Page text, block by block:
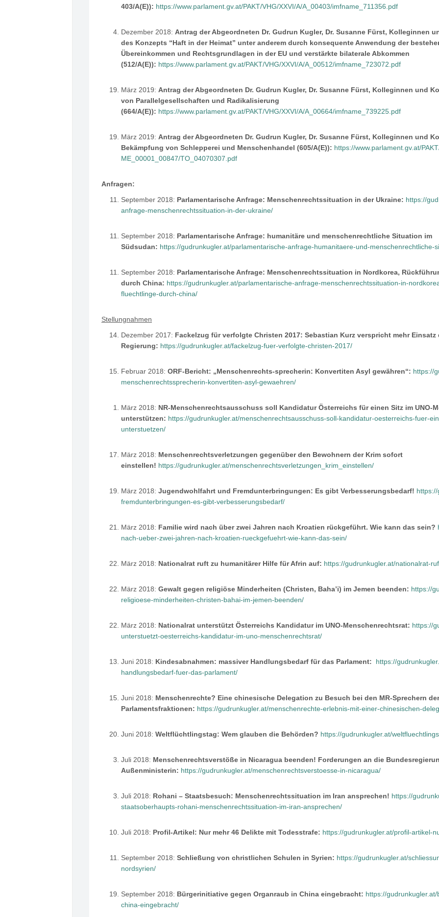
403/A(E)): https://www.parlament.gv.at/PAKT/VHG/XXVI/A/A_00403/imfname_711356.pdf
Dezember 2018: Antrag der Abgeordneten Dr. Gudrun Kugler, Dr. Susanne Fürst, Kolleginnen
des Konzepts “Haft in der Heimat” unter anderem durch konsequente Anwendung der
Übereinkommen und Rechtsgrundlagen in der EU und verstärkte bilaterale Abkommen
(512/A(E)): https://www.parlament.gv.at/PAKT/VHG/XXVI/A/A_00512/imfname_723072.pdf
März 2019: Antrag der Abgeordneten Dr. Gudrun Kugler, Dr. Susanne Fürst, Kolleginnen und
von Parallelgesellschaften und Radikalisierung
(664/A(E)): https://www.parlament.gv.at/PAKT/VHG/XXVI/A/A_00664/imfname_739225.pdf
März 2019: Antrag der Abgeordneten Dr. Gudrun Kugler, Dr. Susanne Fürst, Kolleginnen und
Bekämpfung von Schlepperei und Menschenhandel (605/A(E)): https://www.parlament.gv.at/
ME_00001_00847/TO_04070307.pdf
Anfragen:
September 2018: Parlamentarische Anfrage: Menschenrechtssituation in der Ukraine: https://
anfrage-menschenrechtssituation-in-der-ukraine/
September 2018: Parlamentarische Anfrage: humanitäre und menschenrechtliche Situation im
Südsudan: https://gudrunkugler.at/parlamentarische-anfrage-humanitaere-und-menschenrechtliche-
September 2018: Parlamentarische Anfrage: Menschenrechtssituation in Nordkorea,
durch China: https://gudrunkugler.at/parlamentarische-anfrage-menschenrechtssituation-in-
fluechtlinge-durch-china/
Stellungnahmen
Dezember 2017: Fackelzug für verfolgte Christen 2017: Sebastian Kurz verspricht mehr Einsatz
Regierung: https://gudrunkugler.at/fackelzug-fuer-verfolgte-christen-2017/
Februar 2018: ORF-Bericht: „Menschenrechts-sprecherin: Konvertiten Asyl gewähren“: https://
menschenrechtssprecherin-konvertiten-asyl-gewaehren/
März 2018: NR-Menschenrechtsausschuss soll Kandidatur Österreichs für einen Sitz im UNO-
unterstützen: https://gudrunkugler.at/menschenrechtsausschuss-soll-kandidatur-oesterreichs-fuer-
unterstuetzen/
März 2018: Menschenrechtsverletzungen gegenüber den Bewohnern der Krim sofort
einstellen! https://gudrunkugler.at/menschenrechtsverletzungen_krim_einstellen/
März 2018: Jugendwohlfahrt und Fremdunterbringungen: Es gibt Verbesserungsbedarf!
fremdunterbringungen-es-gibt-verbesserungsbedarf/
März 2018: Familie wird nach über zwei Jahren nach Kroatien rückgeführt. Wie kann das sein?
nach-ueber-zwei-jahren-nach-kroatien-rueckgefuehrt-wie-kann-das-sein/
März 2018: Nationalrat ruft zu humanitärer Hilfe für Afrin auf: https://gudrunkugler.at/nationalrat-
März 2018: Gewalt gegen religiöse Minderheiten (Christen, Baha’i) im Jemen beenden: https://
religioese-minderheiten-christen-bahai-im-jemen-beenden/
März 2018: Nationalrat unterstützt Österreichs Kandidatur im UNO-Menschenrechtsrat: https://
unterstuetzt-oesterreichs-kandidatur-im-uno-menschenrechtsrat/
Juni 2018: Kindesabnahmen: massiver Handlungsbedarf für das Parlament: https://
handlungsbedarf-fuer-das-parlament/
Juni 2018: Menschenrechte? Eine chinesische Delegation zu Besuch bei den MR-Sprechern der
Parlamentsfraktionen: https://gudrunkugler.at/menschenrechte-erlebnis-mit-einer-chinesischen-
Juni 2018: Weltflüchtlingstag: Wem glauben die Behörden? https://gudrunkugler.at/
Juli 2018: Menschenrechtsverstöße in Nicaragua beenden! Forderungen an die
Außenministerin: https://gudrunkugler.at/menschenrechtsverstoesse-in-nicaragua/
Juli 2018: Rohani – Staatsbesuch: Menschenrechtssituation im Iran ansprechen! https://
staatsoberhaupts-rohani-menschenrechtssituation-im-iran-ansprechen/
Juli 2018: Profil-Artikel: Nur mehr 46 Delikte mit Todesstrafe: https://gudrunkugler.at/profil-artikel-
September 2018: Schließung von christlichen Schulen in Syrien: https://gudrunkugler.at/
nordsyrien/
September 2018: Bürgerinitiative gegen Organraub in China eingebracht: https://
china-eingebracht/